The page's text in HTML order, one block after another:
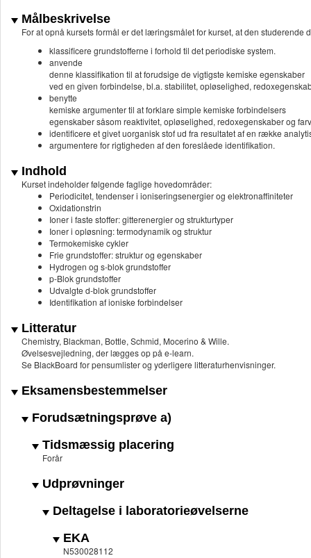
Målbeskrivelse
For at opnå kursets formål er det læringsmålet for kurset, at den studerende
klassificere grundstofferne i forhold til det periodiske system.
anvende
denne klassifikation til at forudsige de vigtigste kemiske egenskaber
ved en given forbindelse, bl.a. stabilitet, opløselighed,
benytte
kemiske argumenter til at forklare simple kemiske forbindelsers
egenskaber såsom reaktivitet, opløselighed, redoxegenskaber og
identificere et givet uorganisk stof ud fra resultatet af en række
argumentere for rigtigheden af den foreslåede identifikation.
Indhold
Kurset indeholder følgende faglige hovedområder:
Periodicitet, tendenser i ioniseringsenergier og elektronaffiniteter
Oxidationstrin
Ioner i faste stoffer: gitterenergier og strukturtyper
Ioner i opløsning: termodynamik og struktur
Termokemiske cykler
Frie grundstoffer: struktur og egenskaber
Hydrogen og s-blok grundstoffer
p-Blok grundstoffer
Udvalgte d-blok grundstoffer
Identifikation af ioniske forbindelser
Litteratur
Chemistry, Blackman, Bottle, Schmid, Mocerino & Wille.
Øvelsesvejledning, der lægges op på e-learn.
Se BlackBoard for pensumlister og yderligere litteraturhenvisninger.
Eksamensbestemmelser
Forudsætningsprøve a)
Tidsmæssig placering
Forår
Udprøvninger
Deltagelse i laboratorieøvelserne
EKA
N530028112